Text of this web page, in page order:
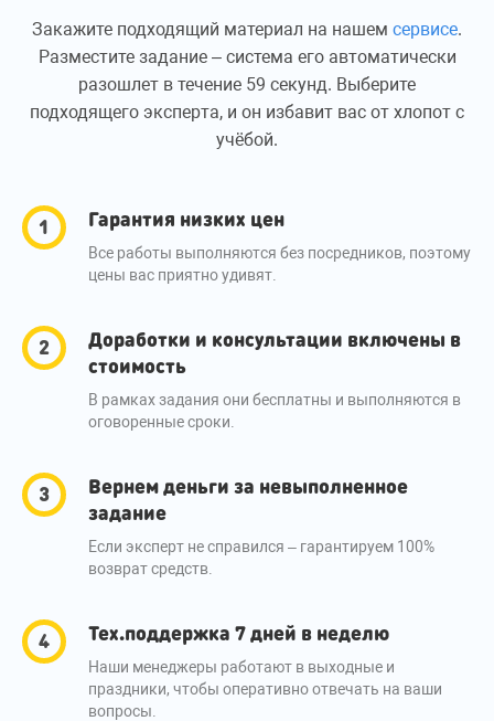
Закажите подходящий материал на нашем сервисе.
Разместите задание – система его автоматически
разошлет в течение 59 секунд. Выберите
подходящего эксперта, и он избавит вас от хлопот с
учёбой.
Гарантия низких цен
Все работы выполняются без посредников, поэтому
цены вас приятно удивят.
Доработки и консультации включены в
стоимость
В рамках задания они бесплатны и выполняются в
оговоренные сроки.
Вернем деньги за невыполненное
задание
Если эксперт не справился – гарантируем 100%
возврат средств.
Тех.поддержка 7 дней в неделю
Наши менеджеры работают в выходные и
праздники, чтобы оперативно отвечать на ваши
вопросы.